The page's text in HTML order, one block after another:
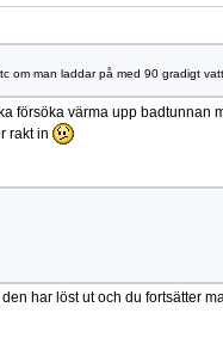
om man laddar på med 90 gradigt
försöka värma upp badtunnan
rakt in
har löst ut och du fortsätter